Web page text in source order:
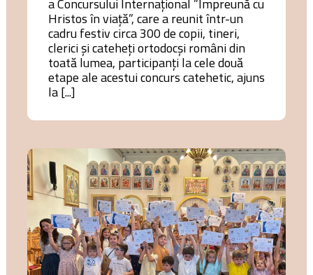
a Concursului Internațional ”Împreună cu
Hristos în viață”, care a reunit într-un
cadru festiv circa 300 de copii, tineri,
clerici și cateheți ortodocși români din
toată lumea, participanți la cele două
etape ale acestui concurs catehetic, ajuns
la [...]